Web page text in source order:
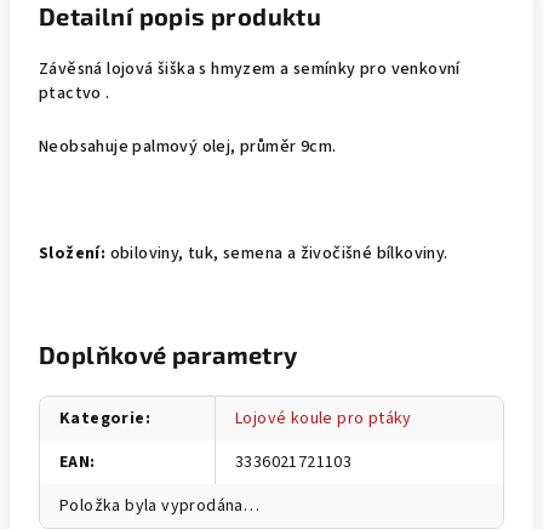
Detailní popis produktu
Závěsná lojová šiška s hmyzem a semínky pro venkovní
ptactvo .
Neobsahuje palmový olej, průměr 9cm.
Složení: obiloviny, tuk, semena a živočišné bílkoviny.
Doplňkové parametry
Kategorie:
Lojové koule pro ptáky
EAN:
3336021721103
Položka byla vyprodána…